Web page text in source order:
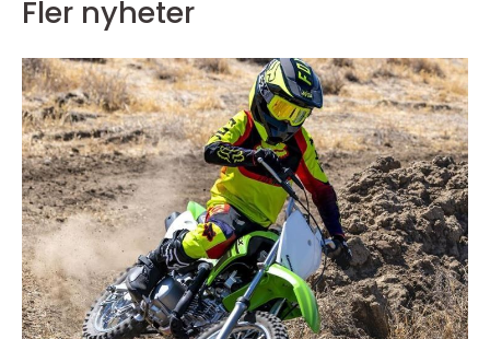
Fler nyheter